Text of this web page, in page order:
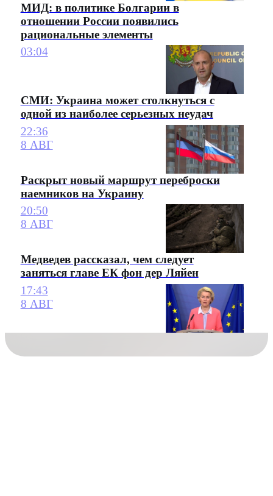
МИД: в политике Болгарии в
отношении России появились
рациональные элементы
03:04
СМИ: Украина может столкнуться с
одной из наиболее серьезных неудач
22:36
8 АВГ
Раскрыт новый маршрут переброски
наемников на Украину
20:50
8 АВГ
Медведев рассказал, чем следует
заняться главе ЕК фон дер Ляйен
17:43
8 АВГ